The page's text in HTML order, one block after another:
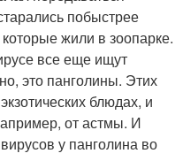
побыстрее
жили в зоопарке.
все еще ищут
это панголины. Этих
блюдах, и
от астмы. И
у панголина во